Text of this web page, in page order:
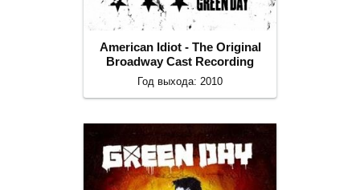
American Idiot - The Original
Broadway Cast Recording
Год выхода: 2010